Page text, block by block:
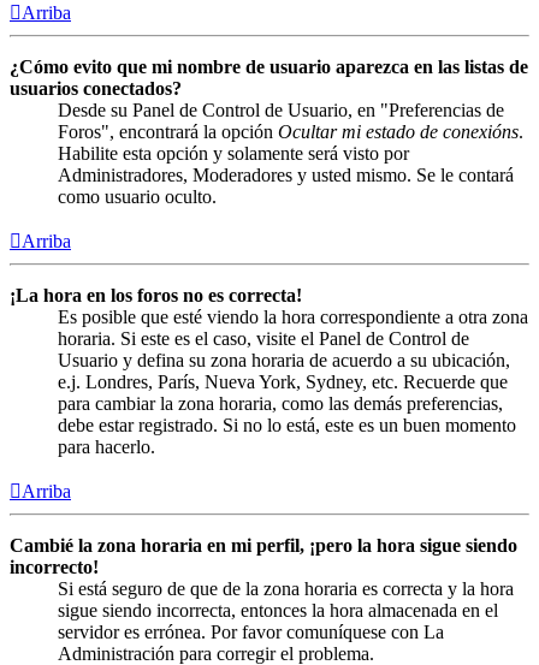
Arriba
¿Cómo evito que mi nombre de usuario aparezca en las listas de
usuarios conectados?
Desde su Panel de Control de Usuario, en "Preferencias de
Foros", encontrará la opción Ocultar mi estado de conexións.
Habilite esta opción y solamente será visto por
Administradores, Moderadores y usted mismo. Se le contará
como usuario oculto.
Arriba
¡La hora en los foros no es correcta!
Es posible que esté viendo la hora correspondiente a otra zona
horaria. Si este es el caso, visite el Panel de Control de
Usuario y defina su zona horaria de acuerdo a su ubicación,
e.j. Londres, París, Nueva York, Sydney, etc. Recuerde que
para cambiar la zona horaria, como las demás preferencias,
debe estar registrado. Si no lo está, este es un buen momento
para hacerlo.
Arriba
Cambié la zona horaria en mi perfil, ¡pero la hora sigue siendo
incorrecto!
Si está seguro de que de la zona horaria es correcta y la hora
sigue siendo incorrecta, entonces la hora almacenada en el
servidor es errónea. Por favor comuníquese con La
Administración para corregir el problema.